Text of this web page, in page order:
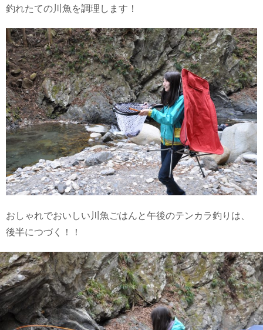
釣れたての川魚を調理します！
おしゃれでおいしい川魚ごはんと午後のテンカラ釣りは、
後半につづく！！